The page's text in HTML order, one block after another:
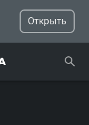
Открыть